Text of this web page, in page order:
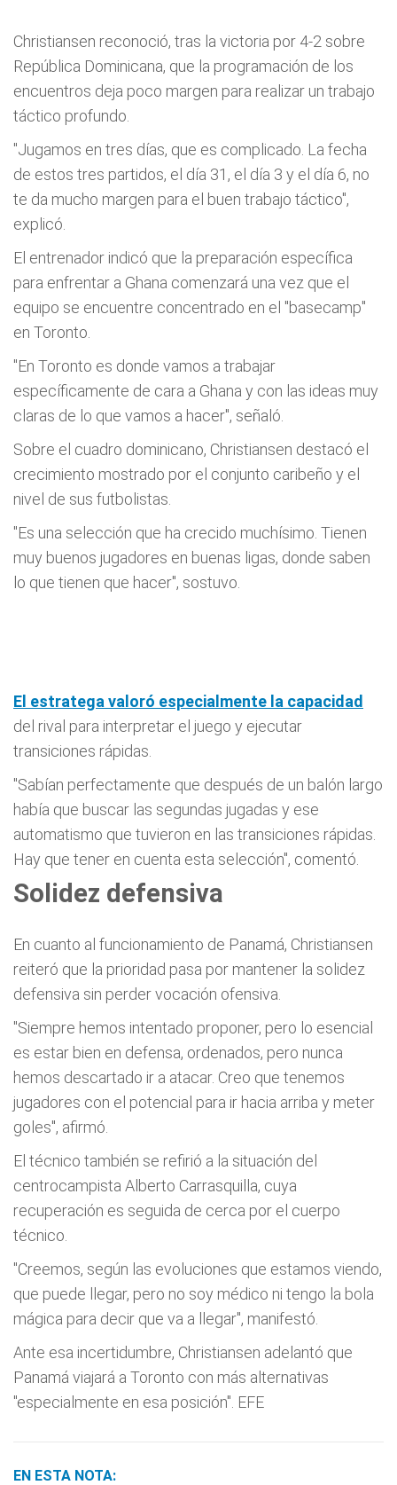
Christiansen reconoció, tras la victoria por 4-2 sobre
República Dominicana, que la programación de los
encuentros deja poco margen para realizar un trabajo
táctico profundo.
"Jugamos en tres días, que es complicado. La fecha
de estos tres partidos, el día 31, el día 3 y el día 6, no
te da mucho margen para el buen trabajo táctico",
explicó.
El entrenador indicó que la preparación específica
para enfrentar a Ghana comenzará una vez que el
equipo se encuentre concentrado en el "basecamp"
en Toronto.
"En Toronto es donde vamos a trabajar
específicamente de cara a Ghana y con las ideas muy
claras de lo que vamos a hacer", señaló.
Sobre el cuadro dominicano, Christiansen destacó el
crecimiento mostrado por el conjunto caribeño y el
nivel de sus futbolistas.
"Es una selección que ha crecido muchísimo. Tienen
muy buenos jugadores en buenas ligas, donde saben
lo que tienen que hacer", sostuvo.
El estratega valoró especialmente la capacidad
del rival para interpretar el juego y ejecutar
transiciones rápidas.
"Sabían perfectamente que después de un balón largo
había que buscar las segundas jugadas y ese
automatismo que tuvieron en las transiciones rápidas.
Hay que tener en cuenta esta selección", comentó.
Solidez defensiva
En cuanto al funcionamiento de Panamá, Christiansen
reiteró que la prioridad pasa por mantener la solidez
defensiva sin perder vocación ofensiva.
"Siempre hemos intentado proponer, pero lo esencial
es estar bien en defensa, ordenados, pero nunca
hemos descartado ir a atacar. Creo que tenemos
jugadores con el potencial para ir hacia arriba y meter
goles", afirmó.
El técnico también se refirió a la situación del
centrocampista Alberto Carrasquilla, cuya
recuperación es seguida de cerca por el cuerpo
técnico.
"Creemos, según las evoluciones que estamos viendo,
que puede llegar, pero no soy médico ni tengo la bola
mágica para decir que va a llegar", manifestó.
Ante esa incertidumbre, Christiansen adelantó que
Panamá viajará a Toronto con más alternativas
"especialmente en esa posición". EFE
EN ESTA NOTA: